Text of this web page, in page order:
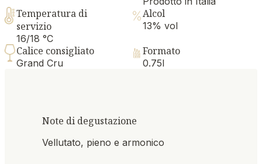
Temperatura di
servizio
16/18 °C
Alcol
13% vol
Calice consigliato
Grand Cru
Formato
0.75l
Note di degustazione
Vellutato, pieno e armonico